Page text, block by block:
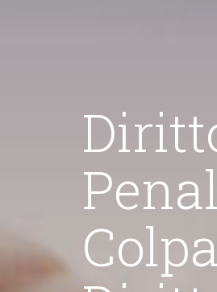
la massima assistenza anche
Diritto
Penale
Colpa